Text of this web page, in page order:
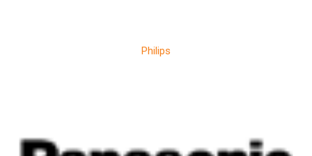
Philips